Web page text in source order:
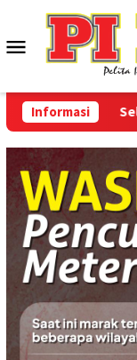
konten
Menu
Mobile
Informasi